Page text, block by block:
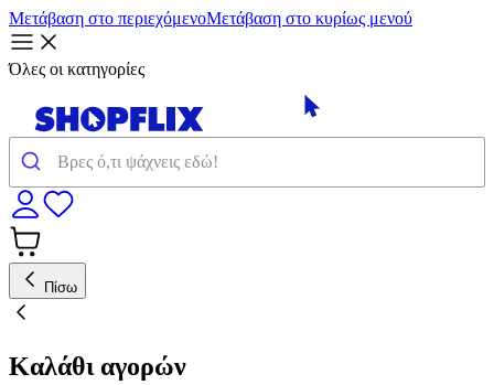
Μετάβαση στο περιεχόμενοΜετάβαση στο κυρίως μενού
Όλες οι κατηγορίες
Πίσω
Καλάθι αγορών